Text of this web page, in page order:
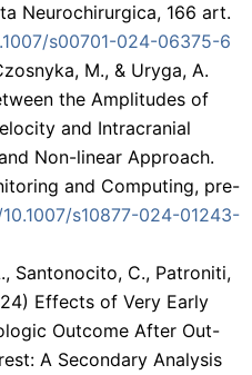
Neurochirurgica, 166 art.
s00701-024-06375-6
M., & Uryga, A.
the Amplitudes of
and Intracranial
Non-linear Approach.
and Computing, pre-
s10877-024-01243-
Santonocito, C., Patroniti,
Effects of Very Early
Outcome After Out-
A Secondary Analysis